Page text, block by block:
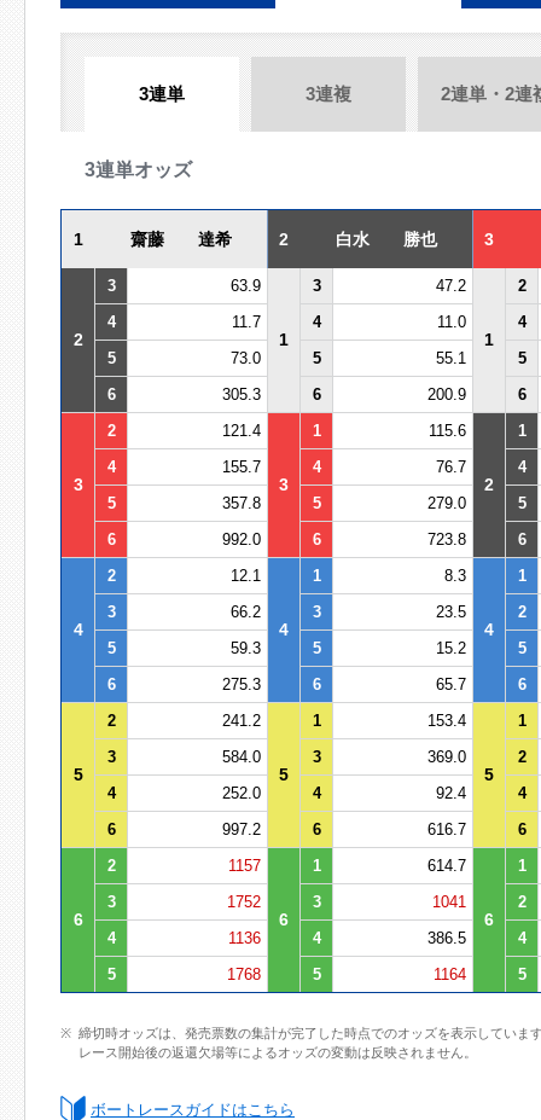
3連単 3連複 2連単・2連
3連単オッズ
1 齋藤 達希 2 白水 勝也 3
2
3 63.9
1
3 47.2
1
2
4
11.7 4 11.0
4
5
73.0 5 55.1
5
6
305.3 6 200.9 6
3
2 121.4
3
1 115.6
2
1
4
155.7 4 76.7
4
5
357.8 5 279.0
5
6
992.0 6 723.8 6
4
2 12.1
4
1 8.3
4
1
3
66.2 3 23.5
2
5
59.3 5 15.2
5
6
275.3 6 65.7 6
5
2 241.2
5
1 153.4
5
1
3
584.0 3 369.0
2
4
252.0 4 92.4
4
6
997.2 6 616.7 6
6
2 1157
6
1 614.7
6
1
3
1752 3 1041
2
4
1136 4 386.5
4
5
1768 5 1164 5
締切時オッズは、発売票数の集計が完了した時点でのオッズを表示していま
レース開始後の返還欠場等によるオッズの変動は反映されません。
ボートレースガイドはこちら